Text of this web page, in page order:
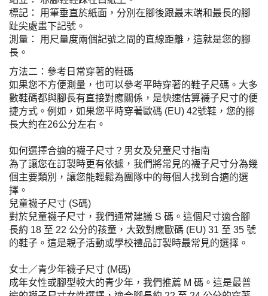
標記： 用筆垂直於紙面，分別在腳後跟最末端和最長的腳
趾尖處畫下記號。
測量： 用尺量度兩個記號之間的直線距離，這就是您的腳
長。
方法二：參考日常穿著的鞋碼
如果您不方便測量，也可以參考平時穿著的鞋子尺碼。大多
數鞋碼都與腳長有直接對應關係，是快速估算襪子尺寸的便
捷方式。例如，如果您平時穿著歐碼 (EU) 42號鞋，您的腳
長大約在26公分左右。
如何選擇合適的襪子尺寸？男女及兒童尺寸指南
為了讓您在訂製時更有依據，我們將常見的襪子尺寸分為幾
個主要類別，讓您能輕鬆為團隊中的每個人找到合適的選
擇。
兒童襪子尺寸 (S碼)
對於兒童襪子尺寸，我們通常建議 S 碼。這個尺寸適合腳
長約 18 至 22 公分的孩童，大致對應歐碼 (EU) 31 至 35 號
的鞋子。這是親子活動或學校禮品訂製時最常見的選擇。
女士／青少年襪子尺寸 (M碼)
成年女性或腳型較大的青少年，我們推薦 M 碼。這是最普